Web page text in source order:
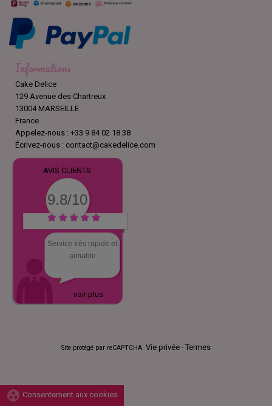
Informations
Cake Delice
129 Avenue des Chartreux
13004 MARSEILLE
France
Appelez-nous : +33 9 84 02 18 38
Écrivez-nous : contact@cakedelice.com
AVIS CLIENTS
9.8/10
Service très rapide et
aimable
voir plus
Site protégé par reCAPTCHA. Vie privée - Termes
group_work Consentement aux cookies